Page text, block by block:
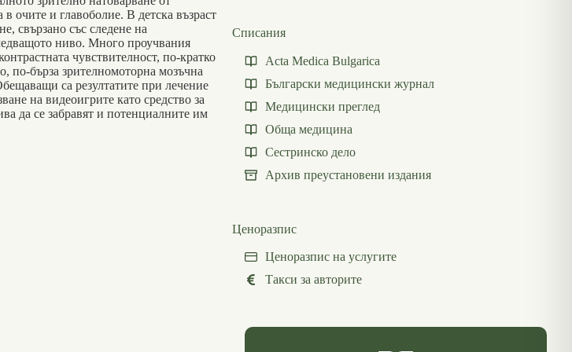
очите и главоболие. В детска възраст
свързано със следене на
ниво. Много проучвания
чувствителност, по-кратко
по-бърза зрителномоторна мозъчна
са резултатите при лечение
на видеоигрите като средство за
да се забравят и потенциалните им
Списания
Acta Medica Bulgarica
Български медицински журнал
Медицински преглед
Обща медицина
Сестринско дело
Архив преустановени издания
Ценоразпис
Ценоразпис на услугите
Такси за авторите